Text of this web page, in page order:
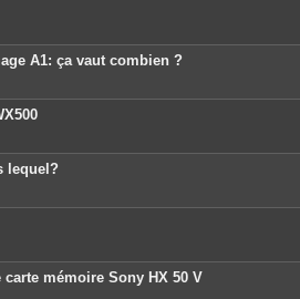
A1: ça vaut combien ?
lequel?
mémoire Sony HX 50 V